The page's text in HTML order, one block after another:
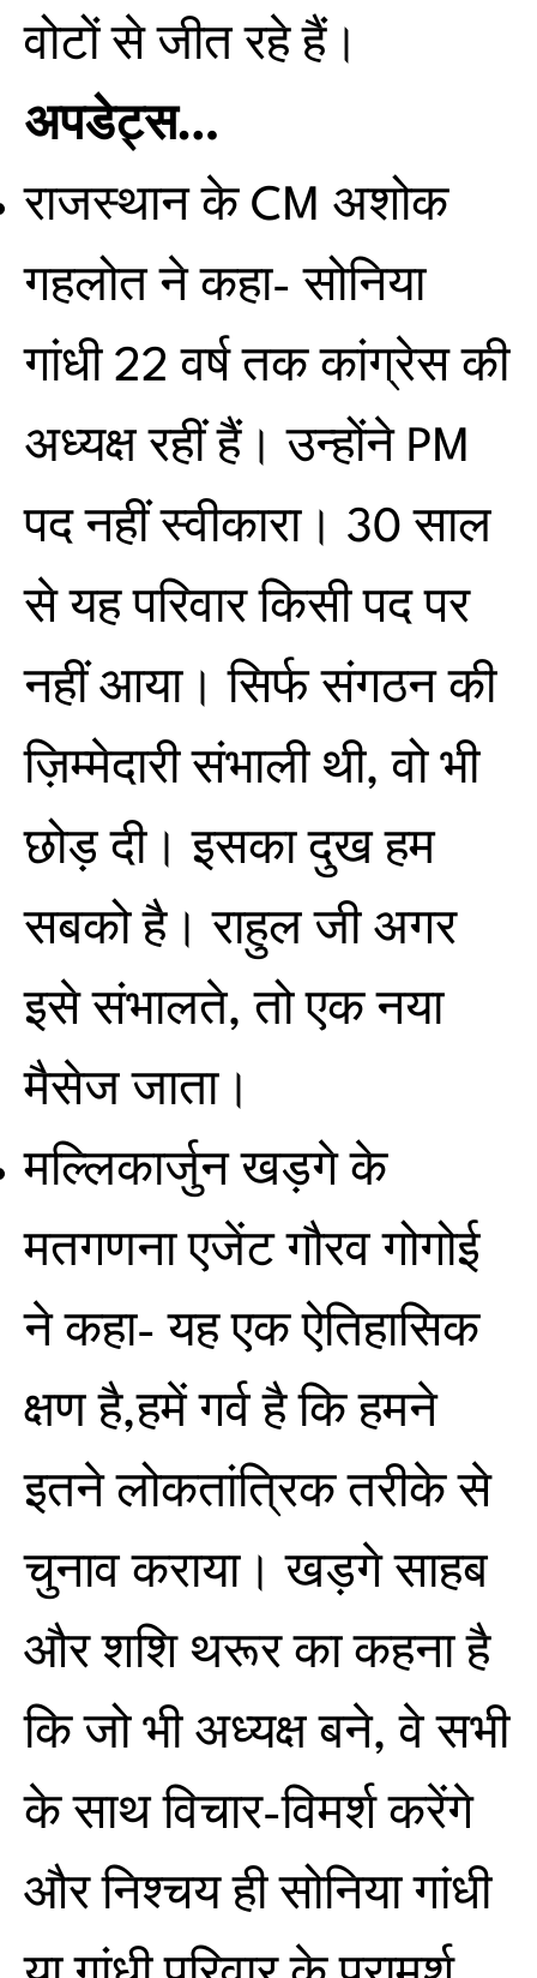
वोटों से जीत रहे हैं।
अपडेट्स…
राजस्थान के CM अशोक
गहलोत ने कहा- सोनिया
गांधी 22 वर्ष तक कांग्रेस की
अध्यक्ष रहीं हैं। उन्होंने PM
पद नहीं स्वीकारा। 30 साल
से यह परिवार किसी पद पर
नहीं आया। सिर्फ संगठन की
ज़िम्मेदारी संभाली थी, वो भी
छोड़ दी। इसका दुख हम
सबको है। राहुल जी अगर
इसे संभालते, तो एक नया
मैसेज जाता।
मल्लिकार्जुन खड़गे के
मतगणना एजेंट गौरव गोगोई
ने कहा- यह एक ऐतिहासिक
क्षण है,हमें गर्व है कि हमने
इतने लोकतांत्रिक तरीके से
चुनाव कराया। खड़गे साहब
और शशि थरूर का कहना है
कि जो भी अध्यक्ष बने, वे सभी
के साथ विचार-विमर्श करेंगे
और निश्चय ही सोनिया गांधी